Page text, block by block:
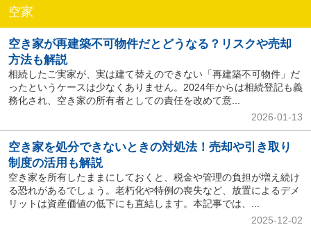
空家
空き家が再建築不可物件だとどうなる？リスクや売却
方法も解説
相続したご実家が、実は建て替えのできない「再建築不可物件」だ
ったというケースは少なくありません。2024年からは相続登記も義
務化され、空き家の所有者としての責任を改めて意...
2026-01-13
空き家を処分できないときの対処法！売却や引き取り
制度の活用も解説
空き家を所有したままにしておくと、税金や管理の負担が増え続け
る恐れがあるでしょう。老朽化や特例の喪失など、放置によるデメ
リットは資産価値の低下にも直結します。本記事では、...
2025-12-02